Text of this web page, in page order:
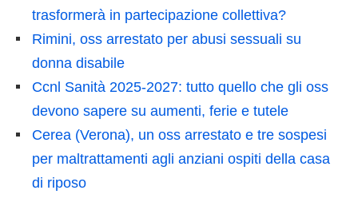
trasformerà in partecipazione collettiva?
Rimini, oss arrestato per abusi sessuali su
donna disabile
Ccnl Sanità 2025-2027: tutto quello che gli oss
devono sapere su aumenti, ferie e tutele
Cerea (Verona), un oss arrestato e tre sospesi
per maltrattamenti agli anziani ospiti della casa
di riposo